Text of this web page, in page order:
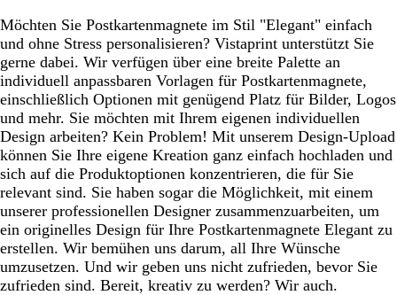
Möchten Sie Postkartenmagnete im Stil "Elegant" einfach
und ohne Stress personalisieren? Vistaprint unterstützt Sie
gerne dabei. Wir verfügen über eine breite Palette an
individuell anpassbaren Vorlagen für Postkartenmagnete,
einschließlich Optionen mit genügend Platz für Bilder, Logos
und mehr. Sie möchten mit Ihrem eigenen individuellen
Design arbeiten? Kein Problem! Mit unserem Design-Upload
können Sie Ihre eigene Kreation ganz einfach hochladen und
sich auf die Produktoptionen konzentrieren, die für Sie
relevant sind. Sie haben sogar die Möglichkeit, mit einem
unserer professionellen Designer zusammenzuarbeiten, um
ein originelles Design für Ihre Postkartenmagnete Elegant zu
erstellen. Wir bemühen uns darum, all Ihre Wünsche
umzusetzen. Und wir geben uns nicht zufrieden, bevor Sie
zufrieden sind. Bereit, kreativ zu werden? Wir auch.